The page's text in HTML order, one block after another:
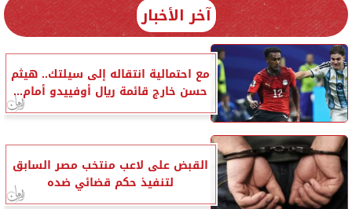
آخر الأخبار
مع احتمالية انتقاله إلى سيلتك.. هيثم
حسن خارج قائمة ريال أوفييدو أمام...
القبض على لاعب منتخب مصر السابق
لتنفيذ حكم قضائي ضده